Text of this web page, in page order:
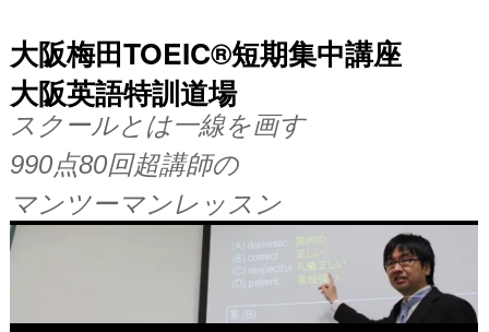
大阪梅田TOEIC®短期集中講座
大阪英語特訓道場
スクールとは一線を画す
990点80回超講師の
マンツーマンレッスン